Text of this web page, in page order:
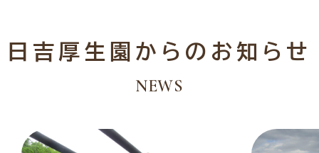
日吉厚生園からのお知らせ
NEWS